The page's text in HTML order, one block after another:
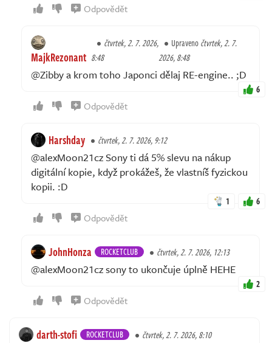
Odpovědět
MajkRezonant
čtvrtek, 2. 7. 2026,
8:48
Upravenočtvrtek, 2. 7.
2026, 8:48
@Zibby a krom toho Japonci dělaj RE-engine.. ;D
6
Odpovědět
Harshday čtvrtek, 2. 7. 2026, 9:12
@alexMoon21cz Sony ti dá 5% slevu na nákup
digitální kopie, když prokážeš, že vlastníš fyzickou
kopii. :D
1 6
Odpovědět
JohnHonza ROCKETCLUB čtvrtek, 2. 7. 2026, 12:13
@alexMoon21cz sony to ukončuje úplně HEHE
2
Odpovědět
darth-stofi ROCKETCLUB čtvrtek, 2. 7. 2026, 8:10